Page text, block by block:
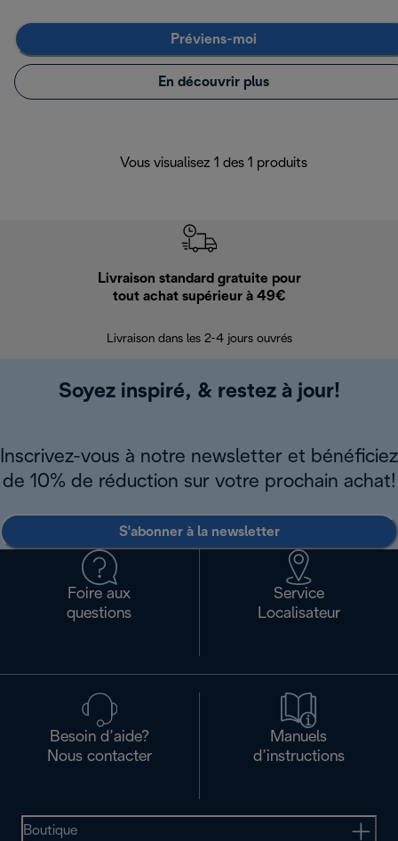
Préviens-moi
En découvrir plus
Vous visualisez 1 des 1 produits
Livraison standard gratuite pour
tout achat supérieur à 49€
Livraison dans les 2-4 jours ouvrés
Soyez inspiré, & restez à jour!
Inscrivez-vous à notre newsletter et bénéficiez
de 10% de réduction sur votre prochain achat!
S'abonner à la newsletter
Foire aux
questions
Service
Localisateur
Besoin d’aide?
Nous contacter
Manuels
d’instructions
Boutique